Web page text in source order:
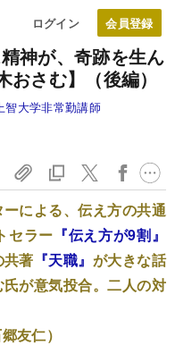
ログイン
神が、奇跡を生ん
おさむ】（後編）
智大学非常勤講師
による、伝え方の共通
セラー 『伝え方が9割』
著 『天職』 が大きな話
が意気投合。二人の対
友仁）